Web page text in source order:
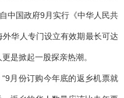
中国政府9月实行《中华人民共
华人专门设立有效期最长可达
是掀起一股探亲热潮。
月份订购今年底的返乡机票就